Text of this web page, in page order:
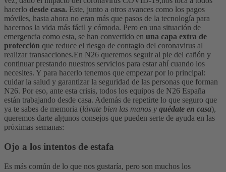
hacerlo desde casa. Este, junto a otros avances como los pagos
móviles, hasta ahora no eran más que pasos de la tecnología para
hacernos la vida más fácil y cómoda. Pero en una situación de
emergencia como esta, se han convertido en una capa extra de
protección que reduce el riesgo de contagio del coronavirus al
realizar transacciones.En N26 queremos seguir al pie del cañón y
continuar prestando nuestros servicios para estar ahí cuando los
necesites. Y para hacerlo tenemos que empezar por lo principal:
cuidar la salud y garantizar la seguridad de las personas que forman
N26. Por eso, ante esta crisis, todos los equipos de N26 España
están trabajando desde casa. Además de repetirte lo que seguro que
ya te sabes de memoria (lávate bien las manos y quédate en casa),
queremos darte algunos consejos que pueden serte de ayuda en las
próximas semanas:
Ojo a los intentos de estafa
Es más común de lo que nos gustaría, pero son muchos los